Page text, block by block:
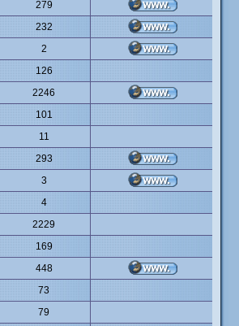
279
232
2
126
2246
101
11
293
3
4
2229
169
448
73
79